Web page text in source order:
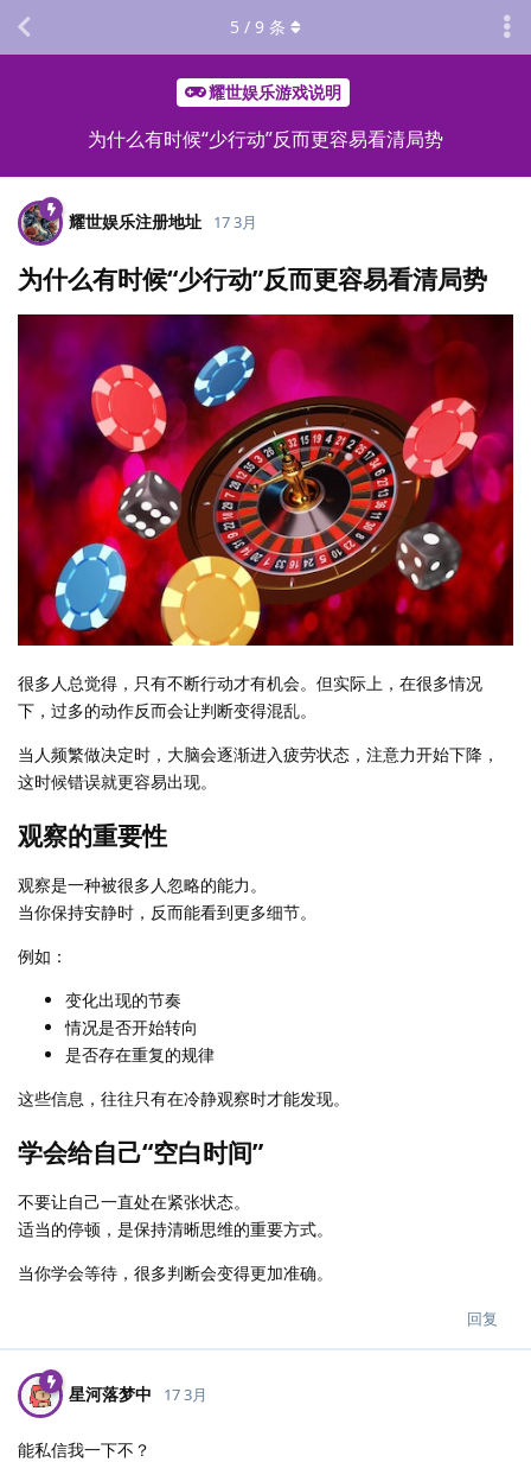
耀世娱乐游戏说明
为什么有时候“少行动”反而更容易看清局势
5 / 9 条
耀世娱乐注册地址 17 3月
为什么有时候“少行动”反而更容易看清局势
很多人总觉得，只有不断行动才有机会。但实际上，在很多情况
下，过多的动作反而会让判断变得混乱。
当人频繁做决定时，大脑会逐渐进入疲劳状态，注意力开始下降，
这时候错误就更容易出现。
观察的重要性
观察是一种被很多人忽略的能力。
当你保持安静时，反而能看到更多细节。
例如：
变化出现的节奏
情况是否开始转向
是否存在重复的规律
这些信息，往往只有在冷静观察时才能发现。
学会给自己“空白时间”
不要让自己一直处在紧张状态。
适当的停顿，是保持清晰思维的重要方式。
当你学会等待，很多判断会变得更加准确。
回复
星河落梦中 17 3月
能私信我一下不？